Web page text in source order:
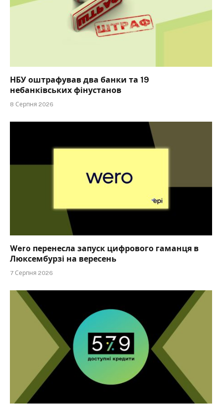
НБУ оштрафував два банки та 19
небанківських фінустанов
8 Серпня 2026
Wero перенесла запуск цифрового гаманця в
Люксембурзі на вересень
7 Серпня 2026